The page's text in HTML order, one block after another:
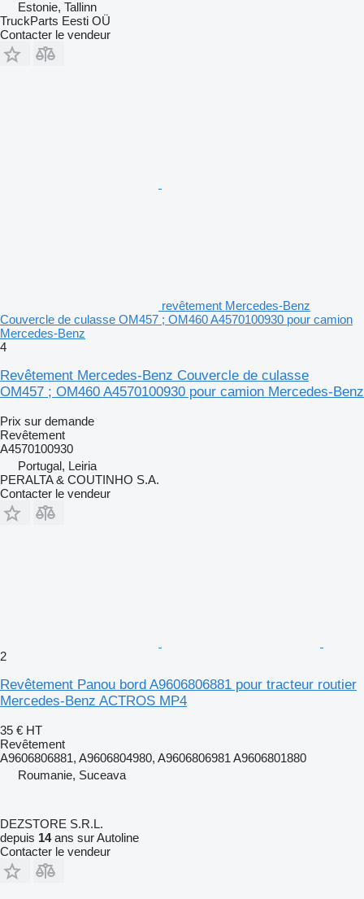
Estonie, Tallinn
TruckParts Eesti OÜ
Contacter le vendeur
revêtement Mercedes-Benz
Couvercle de culasse OM457 ; OM460 A4570100930 pour camion
Mercedes-Benz
4
Revêtement Mercedes-Benz Couvercle de culasse
OM457 ; OM460 A4570100930 pour camion Mercedes-Benz
Prix sur demande
Revêtement
A4570100930
Portugal, Leiria
PERALTA & COUTINHO S.A.
Contacter le vendeur
2
Revêtement Panou bord A9606806881 pour tracteur routier
Mercedes-Benz ACTROS MP4
35 € HT
Revêtement
A9606806881, A9606804980, A9606806981 A9606801880
Roumanie, Suceava
DEZSTORE S.R.L.
depuis 14ans sur Autoline
Contacter le vendeur